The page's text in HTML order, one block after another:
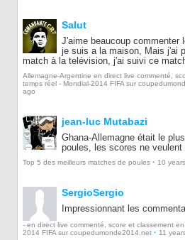
Salut
J'aime beaucoup commenter
je suis a la maison, Mais j'ai
match à la telévision, j'ai suivi ce
Allemagne-Argentine en direct live commenté,
temps réel - Mondial-2014 FIFA sur
ago
jean-luc Mutabazi
Ghana-Allemagne était le
poules, les scores ne veulent
Top 5 des meilleurs matches de poules · 10
SergioSergio
Impressionnant les
- en direct live commenté, score et classement
2014 FIFA sur coupedumonde2014.net · 11